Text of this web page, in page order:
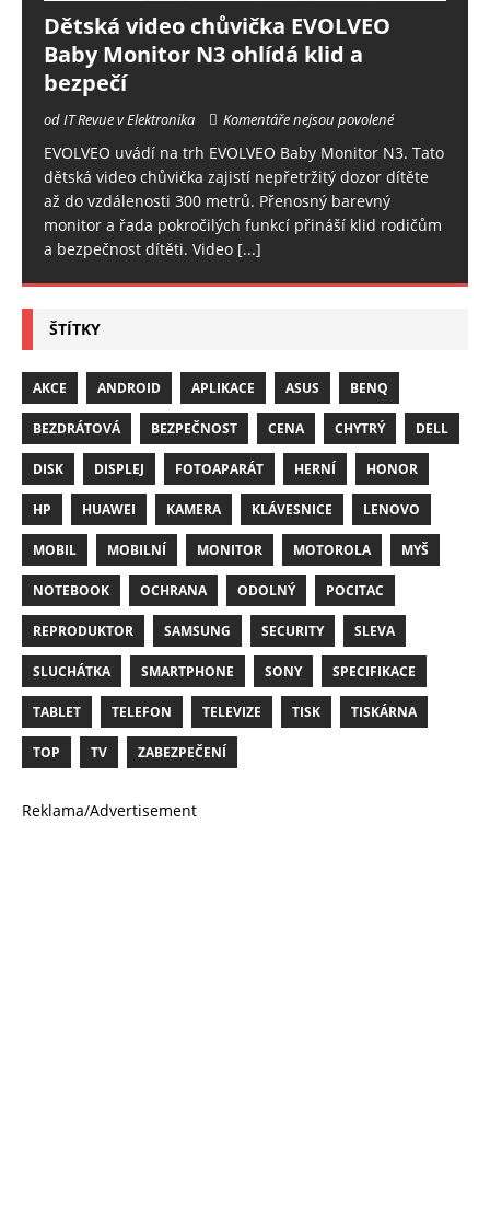
Dětská video chůvička EVOLVEO
Baby Monitor N3 ohlídá klid a
bezpečí
od IT Revue v Elektronika Komentáře nejsou povolené
EVOLVEO uvádí na trh EVOLVEO Baby Monitor N3. Tato
dětská video chůvička zajistí nepřetržitý dozor dítěte
až do vzdálenosti 300 metrů. Přenosný barevný
monitor a řada pokročilých funkcí přináší klid rodičům
a bezpečnost dítěti. Video [...]
ŠTÍTKY
AKCE ANDROID APLIKACE ASUS BENQ
BEZDRÁTOVÁ BEZPEČNOST CENA CHYTRÝ DELL
DISK DISPLEJ FOTOAPARÁT HERNÍ HONOR
HP HUAWEI KAMERA KLÁVESNICE LENOVO
MOBIL MOBILNÍ MONITOR MOTOROLA MYŠ
NOTEBOOK OCHRANA ODOLNÝ POCITAC
REPRODUKTOR SAMSUNG SECURITY SLEVA
SLUCHÁTKA SMARTPHONE SONY SPECIFIKACE
TABLET TELEFON TELEVIZE TISK TISKÁRNA
TOP TV ZABEZPEČENÍ
Reklama/Advertisement